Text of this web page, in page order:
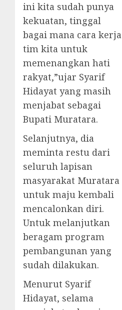
ini kita sudah punya
kekuatan, tinggal
bagai mana cara kerja
tim kita untuk
memenangkan hati
rakyat,”ujar Syarif
Hidayat yang masih
menjabat sebagai
Bupati Muratara.
Selanjutnya, dia
meminta restu dari
seluruh lapisan
masyarakat Muratara
untuk maju kembali
mencalonkan diri.
Untuk melanjutkan
beragam program
pembangunan yang
sudah dilakukan.
Menurut Syarif
Hidayat, selama